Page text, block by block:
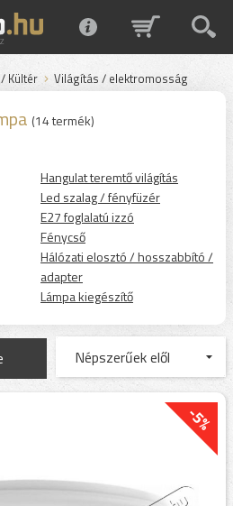
Kültér Világítás / elektromosság
(14 termék)
Hangulat teremtő világítás
Led szalag / fényfüzér
E27 foglalatú izzó
Fénycső
Hálózati elosztó / hosszabbító /
adapter
Lámpa kiegészítő
-5%